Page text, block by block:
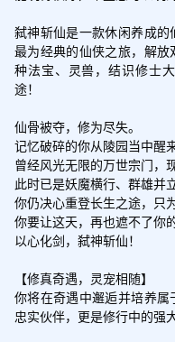
弑神斩仙是一款休闲养成
最为经典的仙侠之旅，解
种法宝、灵兽，结识修士
途！
仙骨被夺，修为尽失。
记忆破碎的你从陵园当中醒
曾经风光无限的万世宗门，
此时已是妖魔横行、群雄并
你仍决心重登长生之途，只
你要让这天，再也遮不了你的
以心化剑，弑神斩仙！
【修真奇遇，灵宠相随】
你将在奇遇中邂逅并培养
忠实伙伴，更是修行中的强